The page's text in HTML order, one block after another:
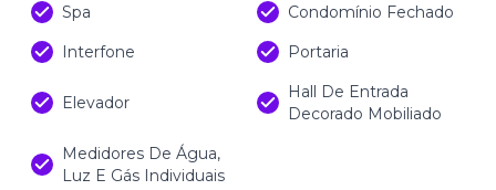
Spa
Condomínio Fechado
Interfone
Portaria
Elevador
Hall De Entrada
Decorado Mobiliado
Medidores De Água,
Luz E Gás Individuais